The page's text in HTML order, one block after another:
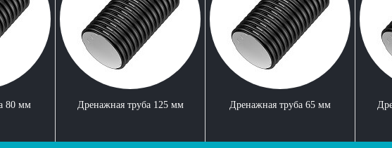
80 мм Дренажная труба 125 мм Дренажная труба 65 мм